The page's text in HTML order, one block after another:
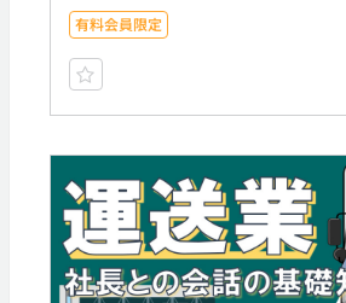
有料会員限定